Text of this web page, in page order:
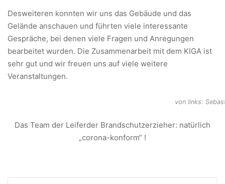
Desweiteren konnten wir uns das Gebäude und das
Gelände anschauen und führten viele interessante
Gespräche, bei denen viele Fragen und Anregungen
bearbeitet wurden. Die Zusammenarbeit mit dem KIGA ist
sehr gut und wir freuen uns auf viele weitere
Veranstaltungen.
von links:
Das Team der Leiferder Brandschutzerzieher: natürlich
„corona-konform“ !